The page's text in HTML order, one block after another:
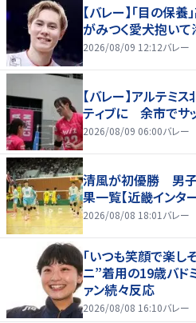
【バレー】「目の保
がみつく愛犬抱いて
2026/08/09 12:12バレー
【バレー】アルテミ
ティブに 余市でサ
2026/08/09 06:00バレー
清風が初優勝 男子
果一覧【近畿インタ
2026/08/08 18:01 バレー
「いつも笑顔で楽
ニ”着用の19歳バド
ァン続々反応
2026/08/08 16:10バレー